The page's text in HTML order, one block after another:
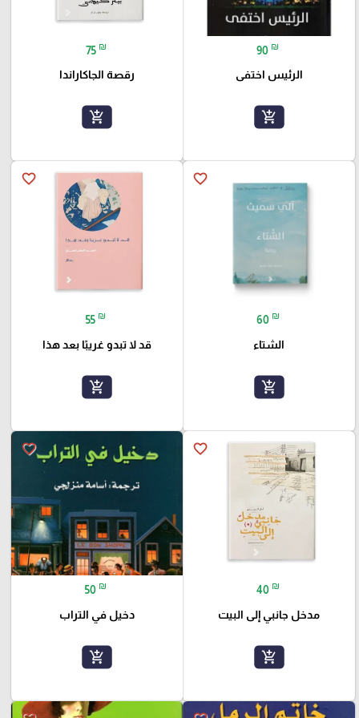
90 ₪
الرئيس اختفى
add_shopping_cart
75 ₪
رقصة الجاكاراندا
add_shopping_cart
favorite_border
60 ₪
الشتاء
add_shopping_cart
favorite_border
55 ₪
قد لا تبدو غريبًا بعد هذا
add_shopping_cart
favorite_border
40 ₪
مدخل جانبي إلى البيت
add_shopping_cart
favorite_border
50 ₪
دخيل في التراب
add_shopping_cart